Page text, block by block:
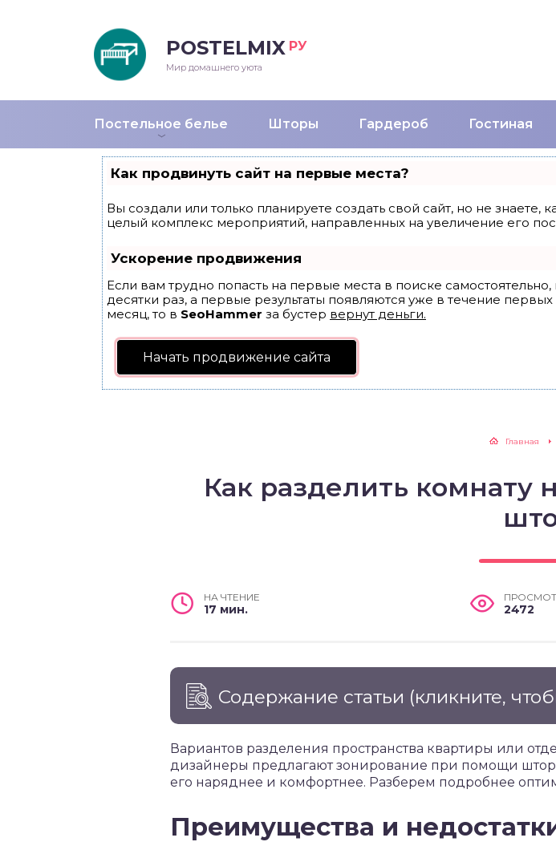
POSTELMIX РУ
Мир домашнего уюта
Постельное белье Шторы Гардероб Гостиная
Как продвинуть сайт на первые места?
Вы создали или только планируете создать свой сайт, но не
целый комплекс мероприятий, направленных на увеличение его
Ускорение продвижения
Если вам трудно попасть на первые места в поиске
десятки раз, а первые результаты появляются уже в течение
месяц, то в SeoHammer за бустер вернут деньги.
Начать продвижение сайта
Главная
Как разделить
НА ЧТЕНИЕ
17 мин. 2472
Содержание статьи (кликните,
Вариантов разделения пространства квартиры или
дизайнеры предлагают зонирование при помощи
его наряднее и комфортнее. Разберем подробнее
Преимущества и